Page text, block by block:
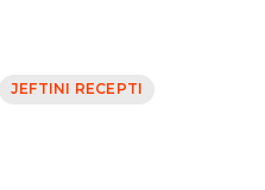
JEFTINI RECEPTI